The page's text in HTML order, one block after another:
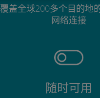
覆盖全球200多个目的地
网络连接
随时可用